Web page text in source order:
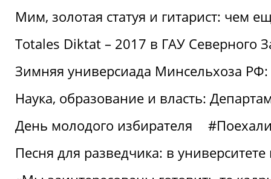
Мим, золотая статуя и гитарист: чем
Totales Diktat – 2017 в ГАУ Северного
Зимняя универсиада Минсельхоза
Наука, образование и власть:
День молодого избирателя
Песня для разведчика: в